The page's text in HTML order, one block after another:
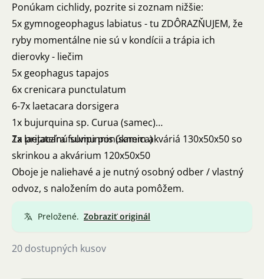
Ponúkam cichlidy, pozrite si zoznam nižšie:
5x gymnogeophagus labiatus - tu ZDÔRAZŇUJEM, že
ryby momentálne nie sú v kondícii a trápia ich
dierovky - liečim
5x geophagus tapajos
6x crenicara punctulatum
6-7x laetacara dorsigera
1x bujurquina sp. Curua (samec)
1x laetacara fulvipinnis (samica)
Za prijateľnú sumu ponúknem akváriá 130x50x50 so
skrinkou a akvárium 120x50x50
Oboje je naliehavé a je nutný osobný odber / vlastný
odvoz, s naložením do auta pomôžem.
Preložené. Zobraziť originál
20 dostupných kusov